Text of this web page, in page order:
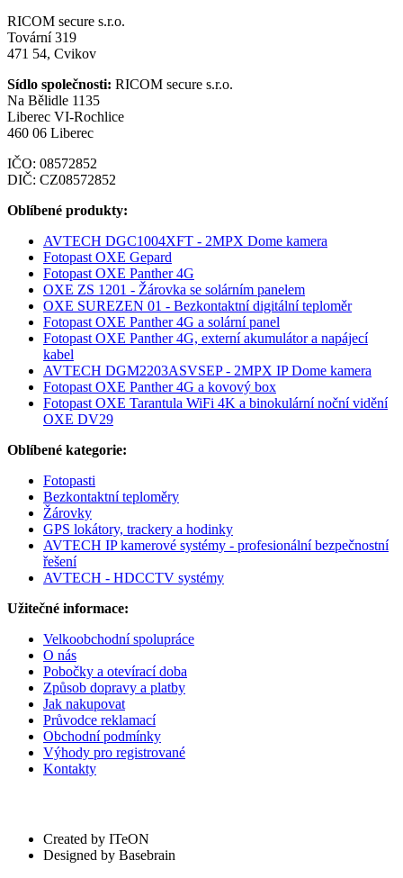
RICOM secure s.r.o.
Tovární 319
471 54, Cvikov
Sídlo společnosti: RICOM secure s.r.o.
Na Bělidle 1135
Liberec VI-Rochlice
460 06 Liberec
IČO: 08572852
DIČ: CZ08572852
Oblíbené produkty:
AVTECH DGC1004XFT - 2MPX Dome kamera
Fotopast OXE Gepard
Fotopast OXE Panther 4G
OXE ZS 1201 - Žárovka se solárním panelem
OXE SUREZEN 01 - Bezkontaktní digitální teploměr
Fotopast OXE Panther 4G a solární panel
Fotopast OXE Panther 4G, externí akumulátor a napájecí
kabel
AVTECH DGM2203ASVSEP - 2MPX IP Dome kamera
Fotopast OXE Panther 4G a kovový box
Fotopast OXE Tarantula WiFi 4K a binokulární noční vidění
OXE DV29
Oblíbené kategorie:
Fotopasti
Bezkontaktní teploměry
Žárovky
GPS lokátory, trackery a hodinky
AVTECH IP kamerové systémy - profesionální bezpečnostní
řešení
AVTECH - HDCCTV systémy
Užitečné informace:
Velkoobchodní spolupráce
O nás
Pobočky a otevírací doba
Způsob dopravy a platby
Jak nakupovat
Průvodce reklamací
Obchodní podmínky
Výhody pro registrované
Kontakty
Created by ITeON
Designed by Basebrain